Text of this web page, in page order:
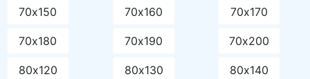
70х150 70х160 70х170
70х180 70х190 70х200
80х120 80х130 80х140